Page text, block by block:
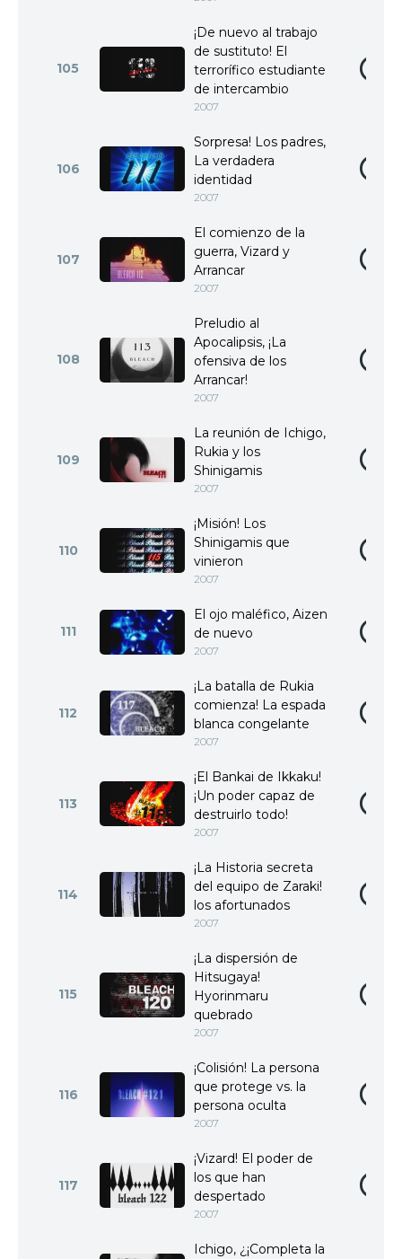
105
¡De nuevo al trabajo
de sustituto! El
terrorífico estudiante
de intercambio
2007
106
Sorpresa! Los padres,
La verdadera
identidad
2007
107
El comienzo de la
guerra, Vizard y
Arrancar
2007
108
Preludio al
Apocalipsis, ¡La
ofensiva de los
Arrancar!
2007
109
La reunión de Ichigo,
Rukia y los
Shinigamis
2007
110
¡Misión! Los
Shinigamis que
vinieron
2007
111
El ojo maléfico, Aizen
de nuevo
2007
112
¡La batalla de Rukia
comienza! La espada
blanca congelante
2007
113
¡El Bankai de Ikkaku!
¡Un poder capaz de
destruirlo todo!
2007
114
¡La Historia secreta
del equipo de Zaraki!
los afortunados
2007
115
¡La dispersión de
Hitsugaya!
Hyorinmaru
quebrado
2007
116
¡Colisión! La persona
que protege vs. la
persona oculta
2007
117
¡Vizard! El poder de
los que han
despertado
2007
Ichigo, ¿¡Completa la